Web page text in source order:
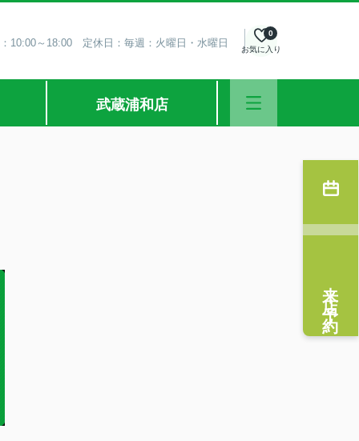
10:00～18:00 定休日：毎週：火曜日・水曜日 お気に入り
0
武蔵浦和店
来店予約